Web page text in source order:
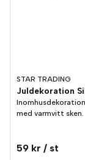
STAR TRADING
med varmvitt sken.
59 kr / st